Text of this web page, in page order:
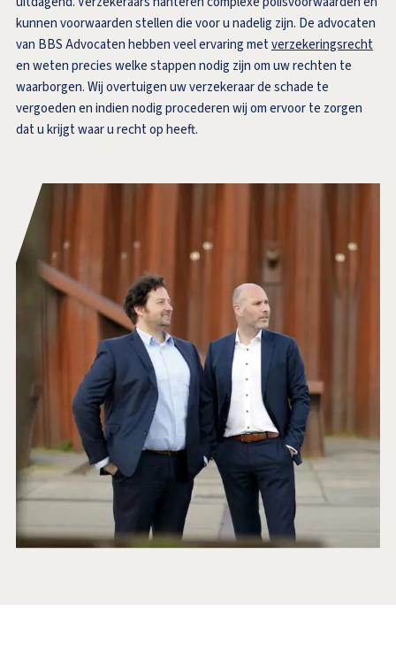
kunnen voorwaarden stellen die voor u nadelig zijn. De advocaten
van BBS Advocaten hebben veel ervaring metverzekeringsrecht
en weten precies welke stappen nodig zijn om uw rechten te
waarborgen. Wij overtuigen uw verzekeraar de schade te
vergoeden en indien nodig procederen wij om ervoor te zorgen
dat u krijgt waar u recht op heeft.